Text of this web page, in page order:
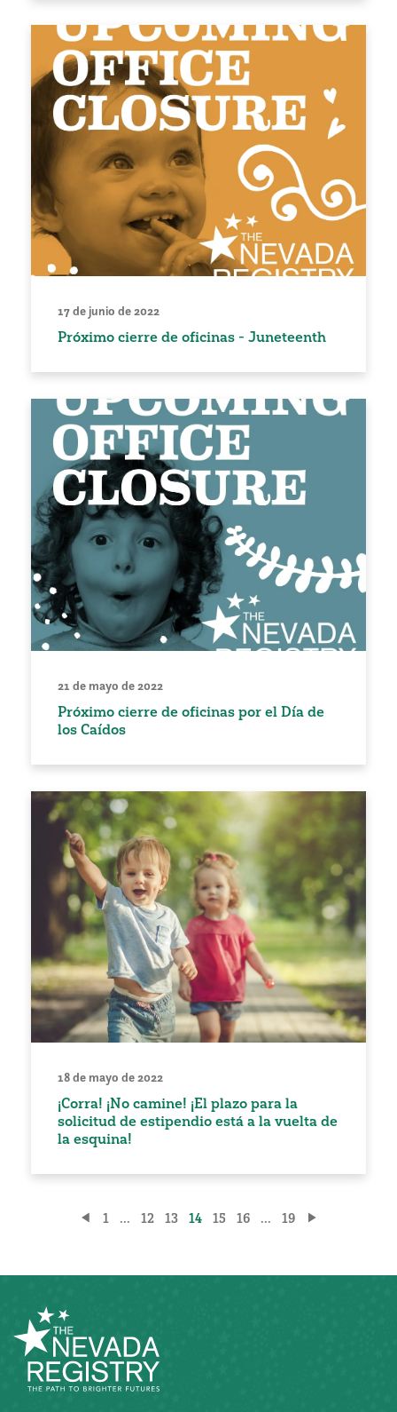
17 de junio de 2022
Próximo cierre de oficinas - Juneteenth
21 de mayo de 2022
Próximo cierre de oficinas por el Día de
los Caídos
18 de mayo de 2022
¡Corra! ¡No camine! ¡El plazo para la
solicitud de estipendio está a la vuelta de
la esquina!
Paginación
entradas
1 ... 12 13 14 15 16 ... 19